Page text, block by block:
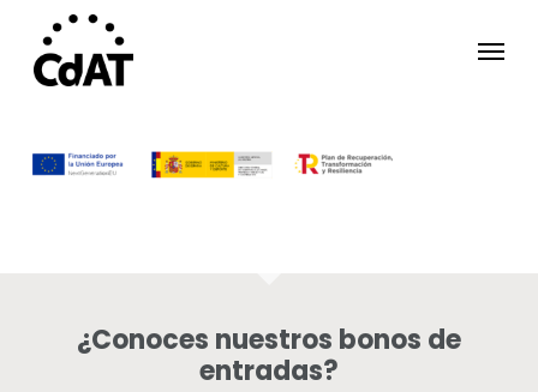
main
Menu
¿Conoces nuestros bonos de
entradas?